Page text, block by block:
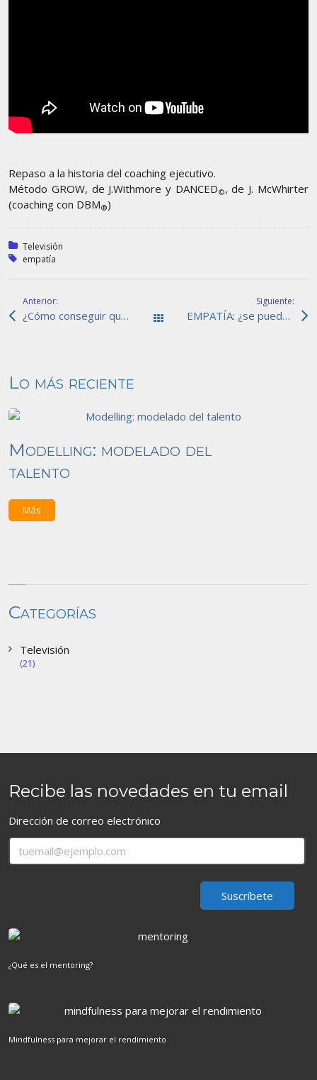
Repaso a la historia del coaching ejecutivo.
Método GROW, de J.Withmore y DANCED©, de J. McWhirter
(coaching con DBM®)
Publicado en:
Televisión
Etiquetado en:
empatía
Anterior:
¿Cómo conseguir que la formación sea efectiva? Todas las entradas
Siguiente:
EMPATÍA: ¿se puede entrenar?
Lo más reciente
Modelling: modelado del
talento
Más
Categorías
Televisión
(21)
Recibe las novedades en tu email
Dirección de correo electrónico
¿Qué es el mentoring?
Mindfulness para mejorar el rendimiento